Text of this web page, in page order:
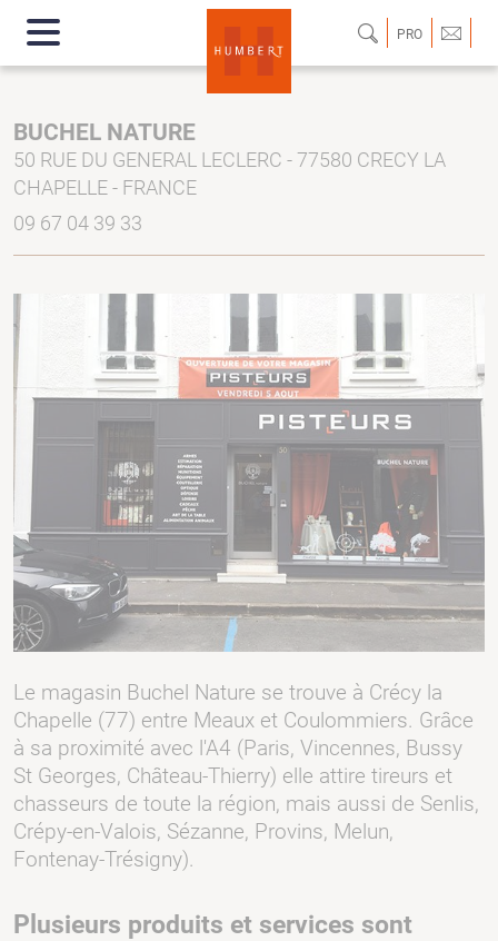
PRO
BUCHEL NATURE
50 RUE DU GENERAL LECLERC - 77580 CRECY LA
CHAPELLE - FRANCE
09 67 04 39 33
Le magasin Buchel Nature se trouve à Crécy la
Chapelle (77) entre Meaux et Coulommiers. Grâce
à sa proximité avec l'A4 (Paris, Vincennes, Bussy
St Georges, Château-Thierry) elle attire tireurs et
chasseurs de toute la région, mais aussi de Senlis,
Crépy-en-Valois, Sézanne, Provins, Melun,
Fontenay-Trésigny).
Plusieurs produits et services sont